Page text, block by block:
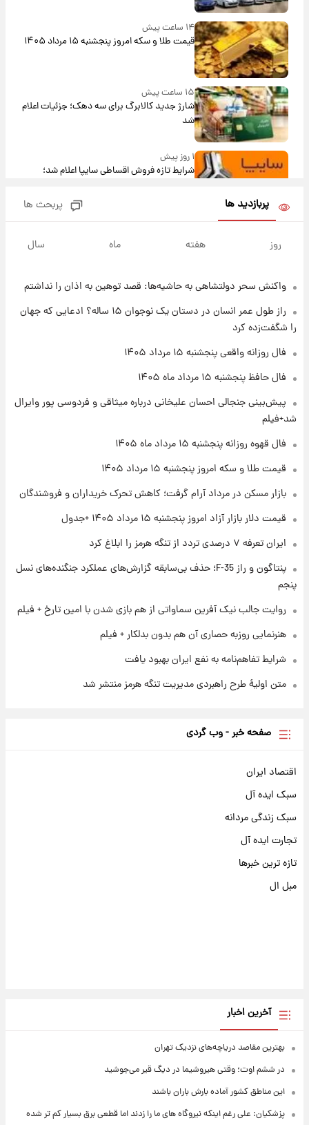
۱۴ ساعت پیش
قیمت طلا و سکه امروز پنجشنبه ۱۵ مرداد ۱۴۰۵
۱۵ ساعت پیش
شارژ جدید کالابرگ برای سه دهک؛ جزئیات اعلام
شد
۱ روز پیش
شرایط تازه فروش اقساطی سایپا اعلام شد؛
قیمت سکه و طلا فردا
۲۰ ساعت پیش
۲۱ ساعت پیش
ارزش سهام عدالت برای امروز چهارشنبه ۱۴ مرداد
۱ روز پیش
نام خودرو، مبلغ پیش پرداخت و زمان تحویل |
پربازدید ها پربحث ها
روز هفته ماه سال
واکنش سحر دولتشاهی به حاشیه‌ها: قصد توهین به اذان را نداشتم
راز طول عمر انسان در دستان یک نوجوان ۱۵ ساله؟ ادعایی که جهان
را شگفت‌زده کرد
فال روزانه واقعی پنجشنبه ۱۵ مرداد ۱۴۰۵
فال حافظ پنجشنبه ۱۵ مرداد ماه ۱۴۰۵
پیش‌بینی جنجالی احسان علیخانی درباره میثاقی و فردوسی پور وایرال
شد+فیلم
فال قهوه روزانه پنجشنبه ۱۵ مرداد ماه ۱۴۰۵
قیمت طلا و سکه امروز پنجشنبه ۱۵ مرداد ۱۴۰۵
بازار مسکن در مرداد آرام گرفت؛ کاهش تحرک خریداران و فروشندگان
قیمت دلار بازار آزاد امروز پنجشنبه ۱۵ مرداد ۱۴۰۵ +جدول
ایران تعرفه ۷ درصدی تردد از تنگه هرمز را ابلاغ کرد
پنتاگون و راز F-35؛ حذف بی‌سابقه گزارش‌های عملکرد جنگنده‌های نسل
پنجم
روایت جالب نیک آفرین سماواتی از هم بازی شدن با امین تارخ + فیلم
هنرنمایی روزبه حصاری آن هم بدون بدلکار + فیلم
شرایط تفاهم‌نامه به نفع ایران بهبود یافت
متن اولیۀ طرح راهبردی مدیریت تنگه هرمز منتشر شد
صفحه خبر - وب گردی
اقتصاد ایران
سبک ایده آل
سبک زندگی مردانه
تجارت ایده آل
تازه ترین خبرها
مبل ال
آخرین اخبار
بهترین مقاصد دریاچه‌های نزدیک تهران
در ششم اوت؛ وقتی هیروشیما در دیگ قیر می‌جوشید
این مناطق کشور آماده بارش باران باشند
پزشکیان: علی رغم اینکه نیروگاه های ما را زدند اما قطعی برق بسیار کم تر شده